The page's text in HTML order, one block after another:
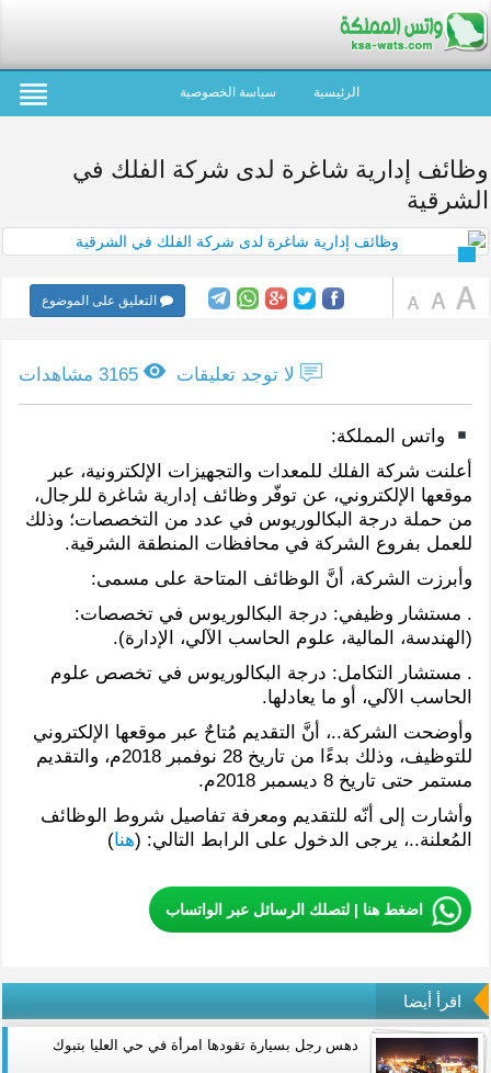
الرئيسية سياسة الخصوصية
وظائف إدارية شاغرة لدى شركة الفلك في
الشرقية
التعليق على الموضوع
لا توجد تعليقات 3165 مشاهدات
واتس المملكة:
أعلنت شركة الفلك للمعدات والتجهيزات الإلكترونية، عبر
موقعها الإلكتروني، عن توفّر وظائف إدارية شاغرة للرجال،
من حملة درجة البكالوريوس في عدد من التخصصات؛ وذلك
للعمل بفروع الشركة في محافظات المنطقة الشرقية.
وأبرزت الشركة، أنَّ الوظائف المتاحة على مسمى:
. مستشار وظيفي: درجة البكالوريوس في تخصصات:
(الهندسة، المالية، علوم الحاسب الآلي، الإدارة).
. مستشار التكامل: درجة البكالوريوس في تخصص علوم
الحاسب الآلي، أو ما يعادلها.
وأوضحت الشركة..، أنَّ التقديم مُتاحٌ عبر موقعها الإلكتروني
للتوظيف، وذلك بدءًا من تاريخ 28 نوفمبر 2018م، والتقديم
مستمر حتى تاريخ 8 ديسمبر 2018م.
وأشارت إلى أنّه للتقديم ومعرفة تفاصيل شروط الوظائف
المُعلنة..، يرجى الدخول على الرابط التالي: (هنا)
اضغط هنا | لتصلك الرسائل عبر الواتساب
اقرأ أيضا
دهس رجل بسيارة تقودها امرأة في حي العليا بتبوك